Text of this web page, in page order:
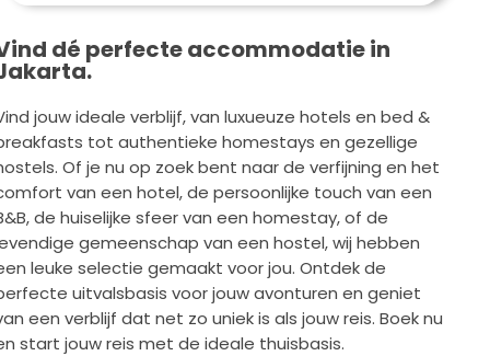
dé perfecte accommodatie in
jouw ideale verblijf, van luxueuze hotels en bed &
tot authentieke homestays en gezellige
Of je nu op zoek bent naar de verfijning en het
van een hotel, de persoonlijke touch van een
de huiselijke sfeer van een homestay, of de
gemeenschap van een hostel, wij hebben
leuke selectie gemaakt voor jou. Ontdek de
uitvalsbasis voor jouw avonturen en geniet
een verblijf dat net zo uniek is als jouw reis. Boek nu
start jouw reis met de ideale thuisbasis.